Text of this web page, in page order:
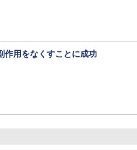
作用をなくすことに成功